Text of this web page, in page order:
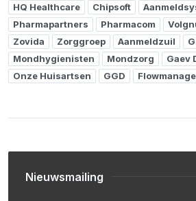
HQ Healthcare
Chipsoft
Pharmapartners
Pharmacom
Zovida
Zorggroep Aanmeldzuil
Mondhygienisten
Mondzorg
Gaev
Onze Huisartsen
GGD
Nieuwsmailing